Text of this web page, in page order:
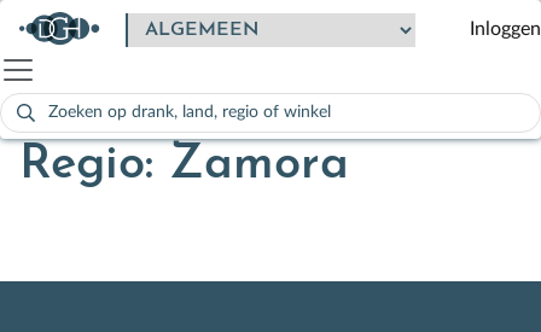
Zoeken
naar:
Als de resultaten voor automatisch aanvullen beschikbaar zijn,
Inloggen
Regio: Zamora